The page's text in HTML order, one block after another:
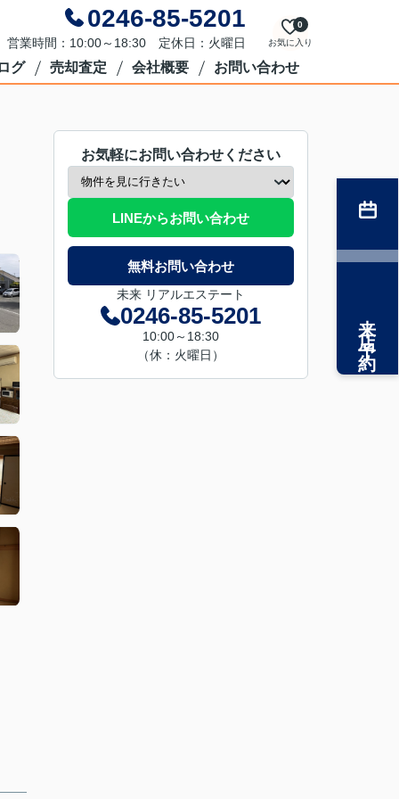
0246-85-5201
営業時間：10:00～18:30 定休日：火曜日 お気に入り
0
グ 売却査定 会社概要 お問い合わせ
お気軽にお問い合わせください
LINEからお問い合わせ
無料お問い合わせ
未来 リアルエステート
0246-85-5201
10:00～18:30
（休：火曜日）
来店予約